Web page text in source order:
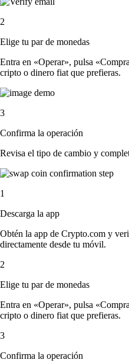
2
Elige tu par de monedas
Entra en «Operar», pulsa
cripto o dinero fiat que prefieras.
3
Confirma la operación
Revisa el tipo de cambio y
1
Descarga la app
Obtén la app de Crypto.com y
directamente desde tu móvil.
2
Elige tu par de monedas
Entra en «Operar», pulsa
cripto o dinero fiat que prefieras.
3
Confirma la operación